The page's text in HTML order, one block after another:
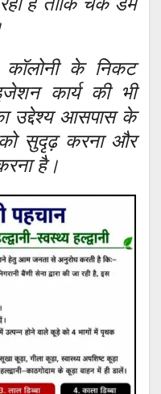
कॉलोनी के निकट
कार्य की भी
उद्देश्य आसपास के
को सुदृढ़ करना और
है।